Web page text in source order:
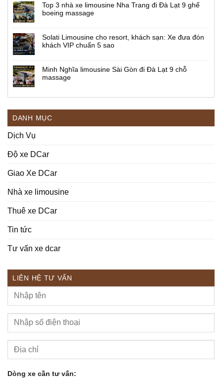
Top 3 nhà xe limousine Nha Trang đi Đà Lạt 9 ghế
boeing massage
Solati Limousine cho resort, khách sạn: Xe đưa đón
khách VIP chuẩn 5 sao
Minh Nghĩa limousine Sài Gòn đi Đà Lạt 9 chỗ
massage
DANH MỤC
Dịch Vụ
Độ xe DCar
Giao Xe DCar
Nhà xe limousine
Thuê xe DCar
Tin tức
Tư vấn xe dcar
LIÊN HỆ TƯ VẤN
Dòng xe cần tư vấn: